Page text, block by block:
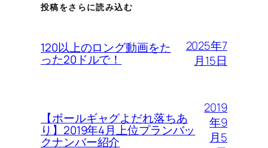
投稿をさらに読み込む
120以上のロング動画をた
った20ドルで！
2025年7
月15日
【ボールギャグよだれ落ちあ
り】2019年4月上位プランバッ
クナンバー紹介
2019
年9
月5